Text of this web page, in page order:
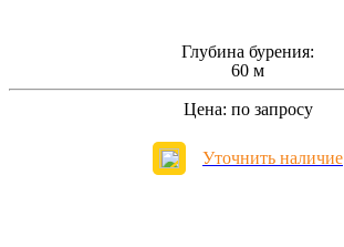
Глубина бурения:
60 м
Цена: по запросу
Уточнить наличие